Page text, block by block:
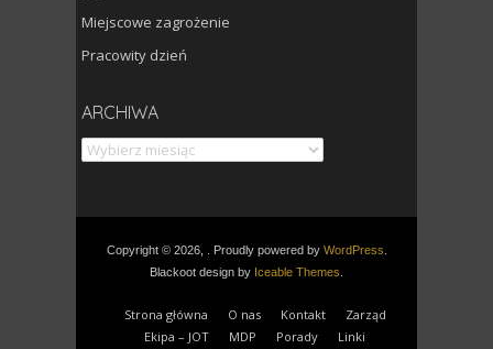
Miejscowe zagrożenie
Pracowity dzień
ARCHIWA
Archiwa
Copyright © 2026, . Proudly powered by WordPress
Blackoot design by Iceable Themes
Strona główna O nas Kontakt
Zarząd
Ekipa – JOT
MDP Porady Linki